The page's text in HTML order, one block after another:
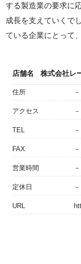
する製造業の要求に
成長を支えていくで
ている企業にとって
店舗名 株式会社レ
住所 －
アクセス －
TEL －
FAX －
営業時間 －
定休日 －
URL